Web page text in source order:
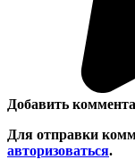
Добавить
Для отправки
авторизоваться.